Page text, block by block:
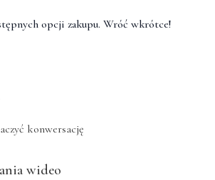
opcji zakupu. Wróć wkrótce!
konwersację
wideo